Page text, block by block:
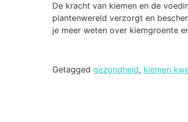
De kracht van kiemen en de
plantenwereld verzorgt en
je meer weten over kiemgroente
Getagged gezondheid, kiemen